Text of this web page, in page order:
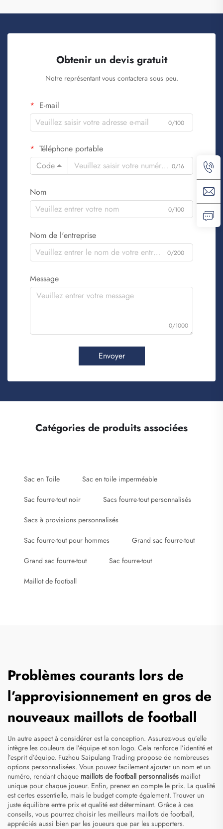
Obtenir un devis gratuit
Notre représentant vous contactera sous peu.
E-mail
0/100
Téléphone portable
Code
0/16
Nom
0/100
Nom de l'entreprise
0/200
Message
0/1000
Envoyer
Catégories de produits associées
Sac en Toile Sac en toile imperméable
Sac fourre-tout noir Sacs fourre-tout personnalisés
Sacs à provisions personnalisés
Sac fourre-tout pour hommes Grand sac fourre-tout
Grand sac fourre-tout Sac fourre-tout
Maillot de football
Problèmes courants lors de
l’approvisionnement en gros de
nouveaux maillots de football
Un autre aspect à considérer est la conception. Assurez-vous qu’elle
intègre les couleurs de l’équipe et son logo. Cela renforce l’identité et
l’esprit d’équipe. Fuzhou Saipulang Trading propose de nombreuses
options personnalisées. Vous pouvez facilement ajouter un nom et un
numéro, rendant chaque maillots de football personnalisés maillot
unique pour chaque joueur. Enfin, prenez en compte le prix. La qualité
est certes essentielle, mais le budget compte également. Trouver un
juste équilibre entre prix et qualité est déterminant. Grâce à ces
conseils, vous pourrez choisir les meilleurs maillots de football,
appréciés aussi bien par les joueurs que par les supporters.